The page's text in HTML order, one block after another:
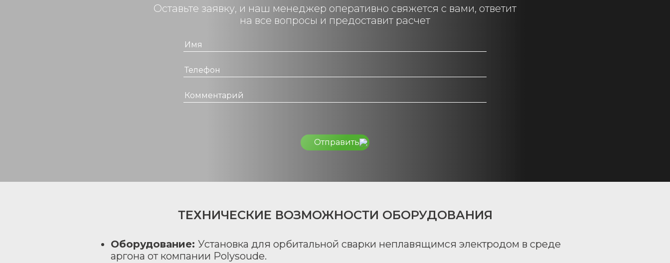
Оставьте заявку, и наш менеджер оперативно свяжется с вами, ответит
на все вопросы и предоставит расчет
Отправить
ТЕХНИЧЕСКИЕ ВОЗМОЖНОСТИ ОБОРУДОВАНИЯ
Оборудование: Установка для орбитальной сварки неплавящимся электродом в среде
аргона от компании Polysoude.